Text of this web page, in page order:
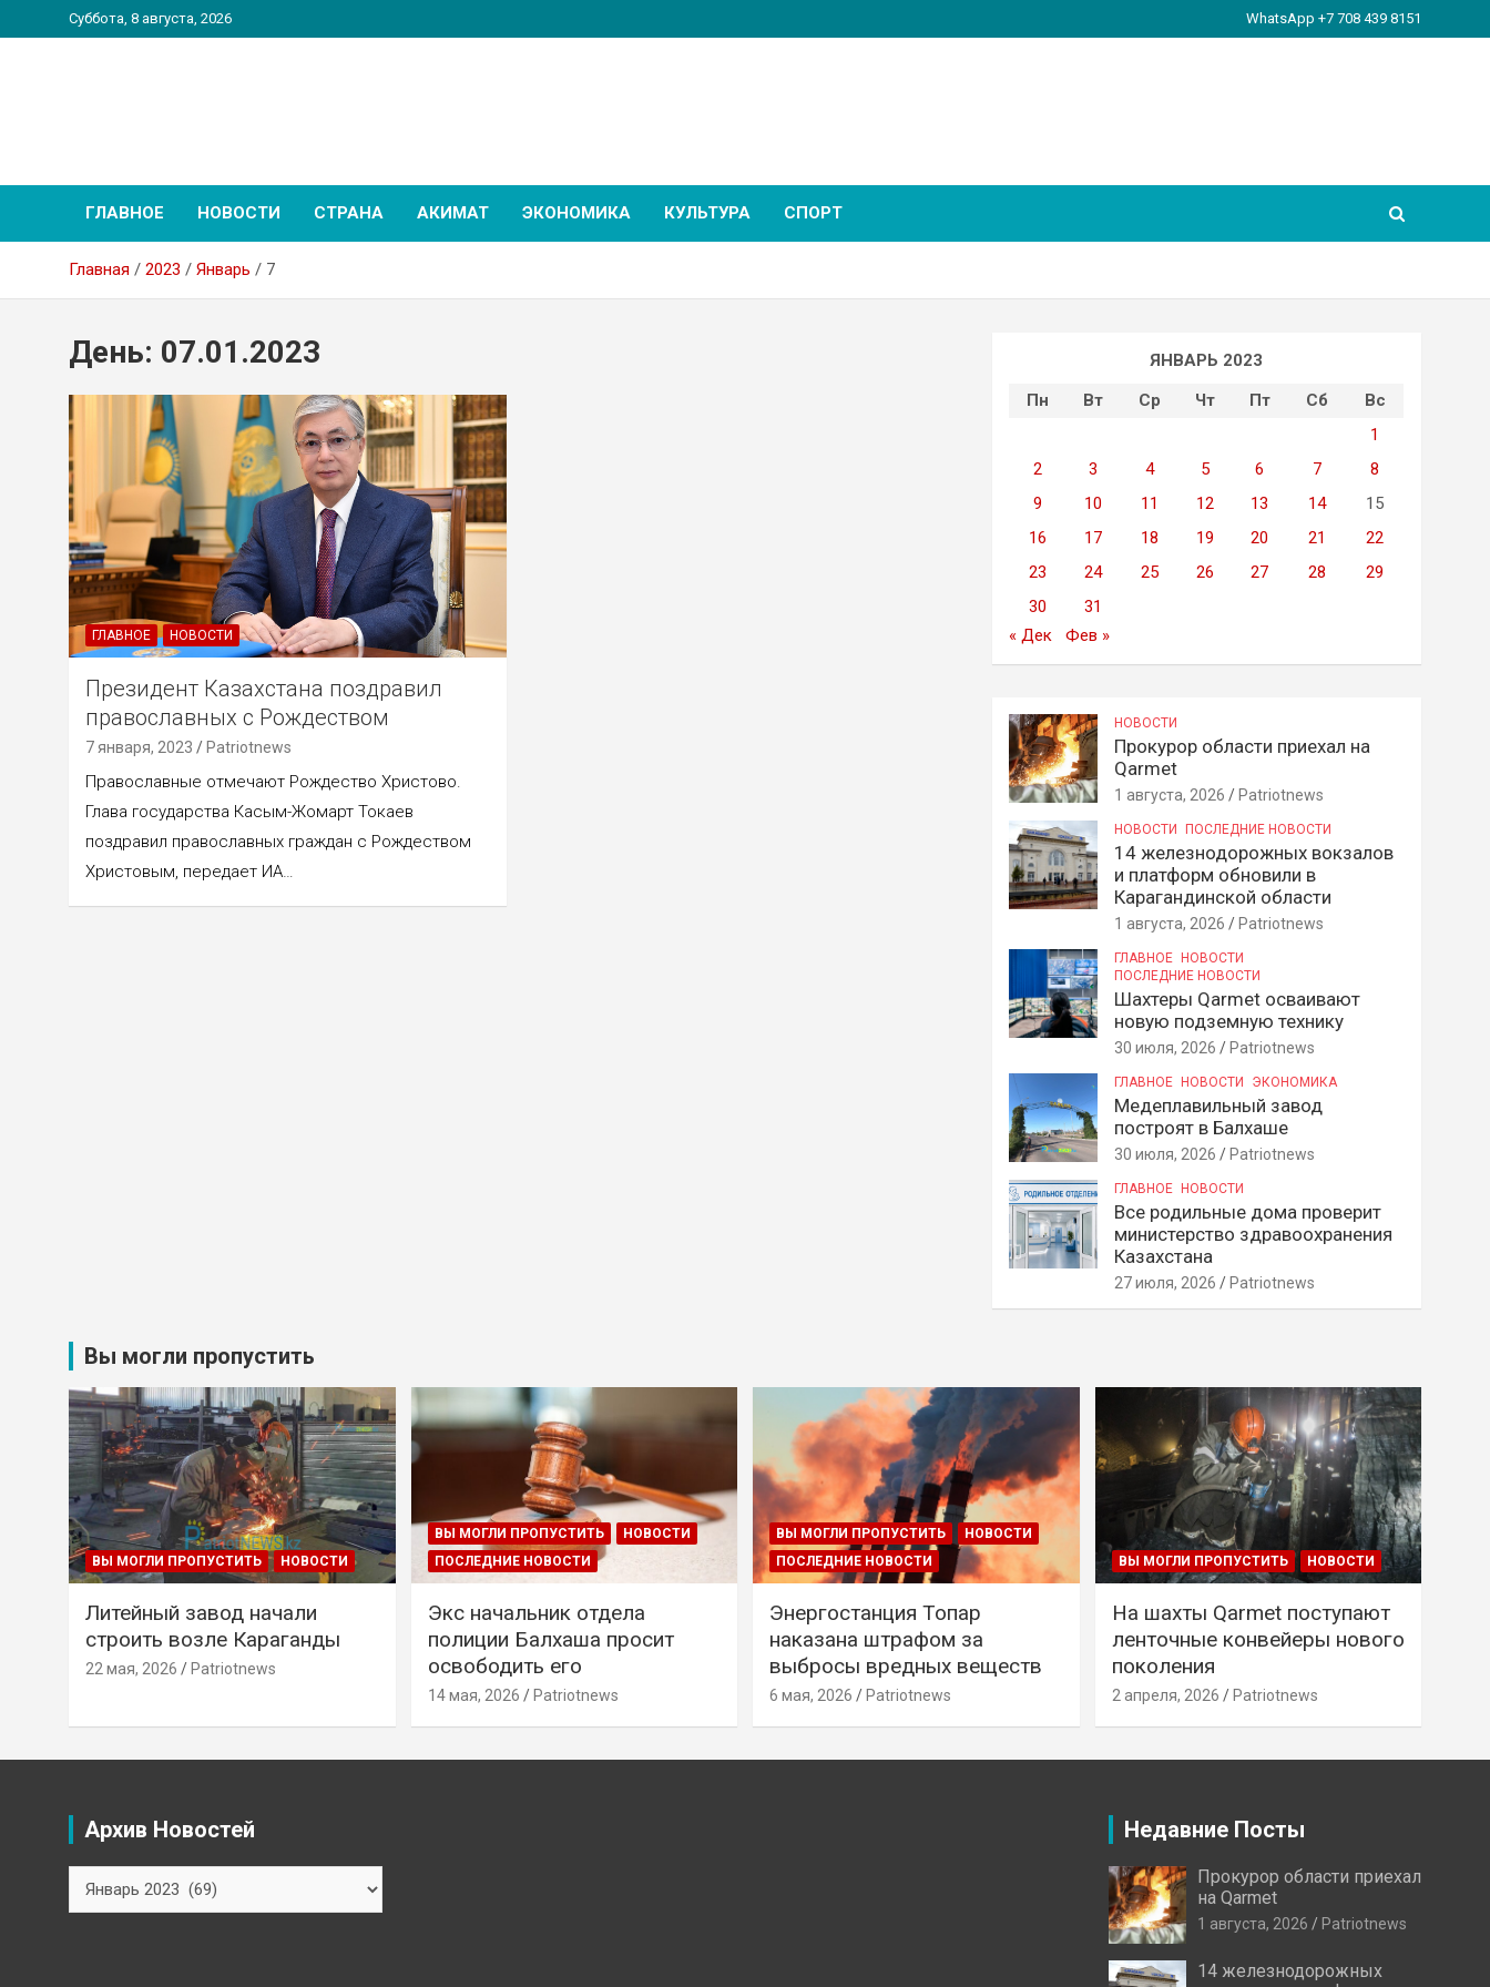
к
Суббота, 8 августа, 2026 WhatsApp +7 708 439 8151
ГЛАВНОЕ НОВОСТИ СТРАНА АКИМАТ ЭКОНОМИКА КУЛЬТУРА СПОРТ
Главная 2023 Январь 7
День: 07.01.2023
ГЛАВНОЕ НОВОСТИ
Президент Казахстана поздравил
православных с Рождеством
7 января, 2023 Patriotnews
Православные отмечают Рождество Христово.
Глава государства Касым-Жомарт Токаев
поздравил православных граждан с Рождеством
Христовым, передает ИА…
ЯНВАРЬ 2023
Пн
Вт Ср Чт Пт Сб
Вс
1
2
3 4 5 6 7
8
9
10 11 12 13 14
15
16
17 18 19 20 21
22
23
24 25 26 27 28
29
30
31
« Дек
Фев »
НОВОСТИ
Прокурор области приехал на
Qarmet
1 августа, 2026 Patriotnews
НОВОСТИ ПОСЛЕДНИЕ НОВОСТИ
14 железнодорожных вокзалов
и платформ обновили в
Карагандинской области
1 августа, 2026 Patriotnews
ГЛАВНОЕ
НОВОСТИ
ПОСЛЕДНИЕ НОВОСТИ
Шахтеры Qarmet осваивают
новую подземную технику
30 июля, 2026 Patriotnews
ГЛАВНОЕ НОВОСТИ ЭКОНОМИКА
Медеплавильный завод
построят в Балхаше
30 июля, 2026 Patriotnews
ГЛАВНОЕ НОВОСТИ
Все родильные дома проверит
министерство здравоохранения
Казахстана
27 июля, 2026 Patriotnews
Вы могли пропустить
ВЫ МОГЛИ ПРОПУСТИТЬ НОВОСТИ
Литейный завод начали
строить возле Караганды
22 мая, 2026 Patriotnews
ВЫ МОГЛИ ПРОПУСТИТЬ
НОВОСТИ
ПОСЛЕДНИЕ НОВОСТИ
Экс начальник отдела
полиции Балхаша просит
освободить его
14 мая, 2026 Patriotnews
ВЫ МОГЛИ ПРОПУСТИТЬ
НОВОСТИ
ПОСЛЕДНИЕ НОВОСТИ
Энергостанция Топар
наказана штрафом за
выбросы вредных веществ
6 мая, 2026 Patriotnews
ВЫ МОГЛИ ПРОПУСТИТЬ НОВОСТИ
На шахты Qarmet поступают
ленточные конвейеры нового
поколения
2 апреля, 2026 Patriotnews
Архив Новостей
Новостей
Недавние Посты
Прокурор области приехал
на Qarmet
1 августа, 2026 Patriotnews
14 железнодорожных